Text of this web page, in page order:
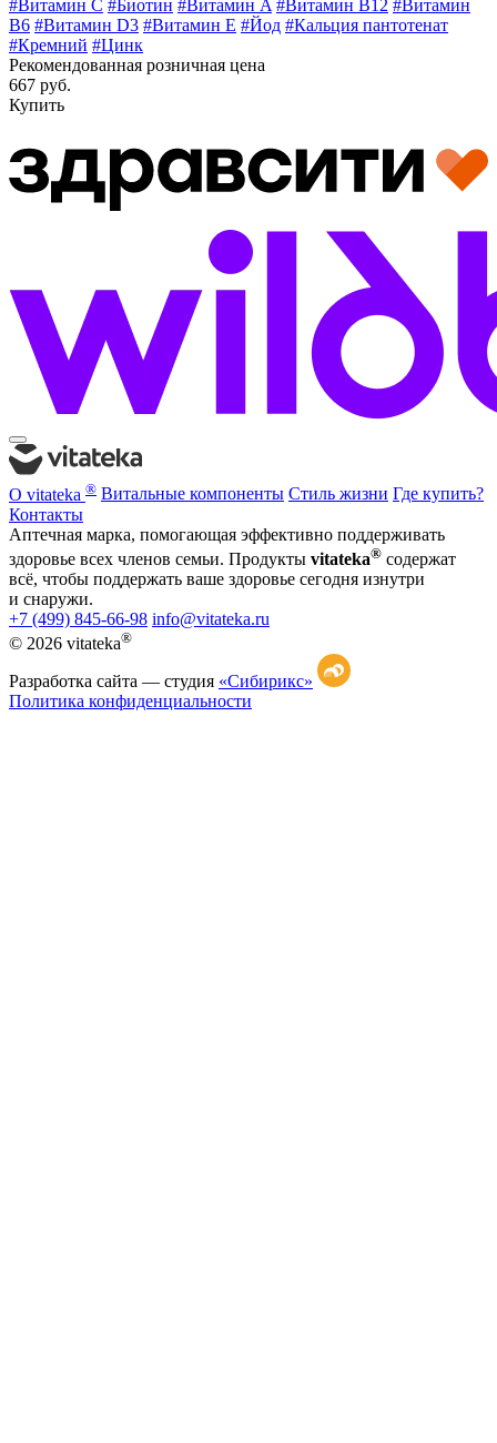
#Витамин C #Биотин #Витамин A #Витамин B12 #Витамин
B6 #Витамин D3 #Витамин E #Йод #Кальция пантотенат
#Кремний #Цинк
Рекомендованная розничная цена
667 руб.
Купить
О vitateka ® Витальные компоненты Стиль жизни Где купить?
Контакты
Аптечная марка, помогающая эффективно поддерживать
здоровье всех членов семьи. Продукты vitateka® содержат
всё, чтобы поддержать ваше здоровье сегодня изнутри
и снаружи.
+7 (499) 845-66-98 info@vitateka.ru
© 2026 vitateka®
Разработка сайта — студия «Сибирикс»
Политика конфиденциальности